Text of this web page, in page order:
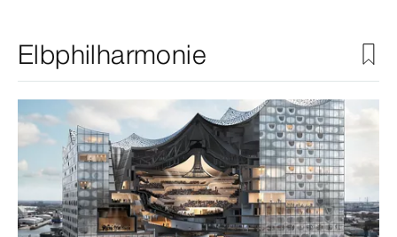
Elbphilharmonie